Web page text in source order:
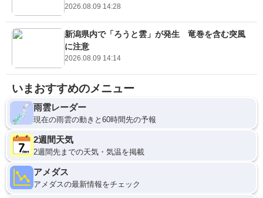
2026.08.09 14:28
新潟県内で「ろうと雲」が発生 竜巻を含む突風
に注意
2026.08.09 14:14
いまおすすめのメニュー
雨雲レーダー
現在の雨雲の動きと60時間先の予報
2週間天気
2週間先までの天気・気温を掲載
アメダス
アメダスの最新情報をチェック